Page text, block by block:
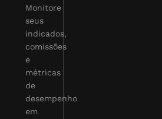
Monitore
seus
indicados,
comissões
e
métricas
de
desempenho
em